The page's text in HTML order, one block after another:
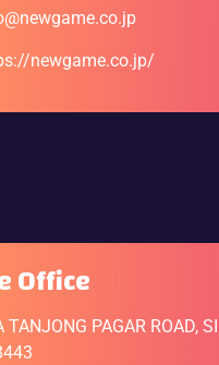
newgame.co.jp/
Office
TANJONG PAGAR ROAD,